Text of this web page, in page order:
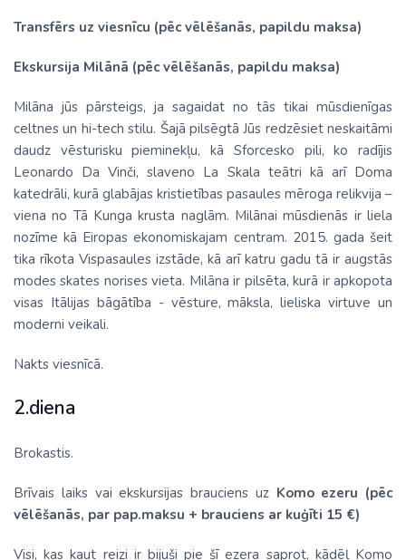
Transfērs uz viesnīcu (pēc vēlēšanās, papildu maksa)
Ekskursija Milānā (pēc vēlēšanās, papildu maksa)
Milāna jūs pārsteigs, ja sagaidat no tās tikai mūsdienīgas
celtnes un hi-tech stilu. Šajā pilsēgtā Jūs redzēsiet neskaitāmi
daudz vēsturisku pieminekļu, kā Sforcesko pili, ko radījis
Leonardo Da Vinči, slaveno La Skala teātri kā arī Doma
katedrāli, kurā glabājas kristietības pasaules mēroga relikvija –
viena no Tā Kunga krusta naglām. Milānai mūsdienās ir liela
nozīme kā Eiropas ekonomiskajam centram. 2015. gada šeit
tika rīkota Vispasaules izstāde, kā arī katru gadu tā ir augstās
modes skates norises vieta. Milāna ir pilsēta, kurā ir apkopota
visas Itālijas bāgātība - vēsture, māksla, lieliska virtuve un
moderni veikali.
Nakts viesnīcā.
2.diena
Brokastis.
Brīvais laiks vai ekskursijas brauciens uz Komo ezeru (pēc
vēlēšanās, par pap.maksu + brauciens ar kuģīti 15 €)
Visi, kas kaut reizi ir bijuši pie šī ezera saprot, kādēļ Komo